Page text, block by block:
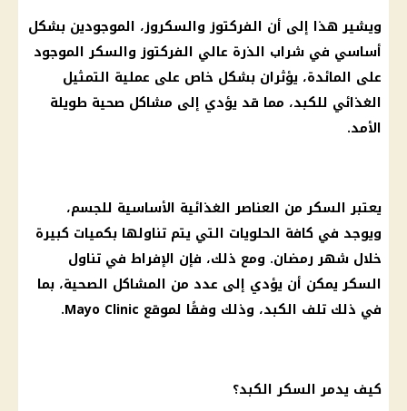
ويشير هذا إلى أن الفركتوز والسكروز، الموجودين بشكل
أساسي في شراب الذرة عالي الفركتوز والسكر الموجود
على المائدة، يؤثران بشكل خاص على عملية التمثيل
الغذائي للكبد، مما قد يؤدي إلى مشاكل صحية طويلة
الأمد.
يعتبر السكر من العناصر الغذائية الأساسية للجسم،
ويوجد في كافة الحلويات التي يتم تناولها بكميات كبيرة
خلال شهر رمضان. ومع ذلك، فإن الإفراط في تناول
السكر يمكن أن يؤدي إلى عدد من المشاكل الصحية، بما
في ذلك تلف الكبد، وذلك وفقًا لموقع Mayo Clinic.
كيف يدمر السكر الكبد؟